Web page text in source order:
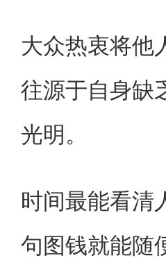
大众热衷将他
往源于自身缺
光明。
时间最能看清
句图钱就能随